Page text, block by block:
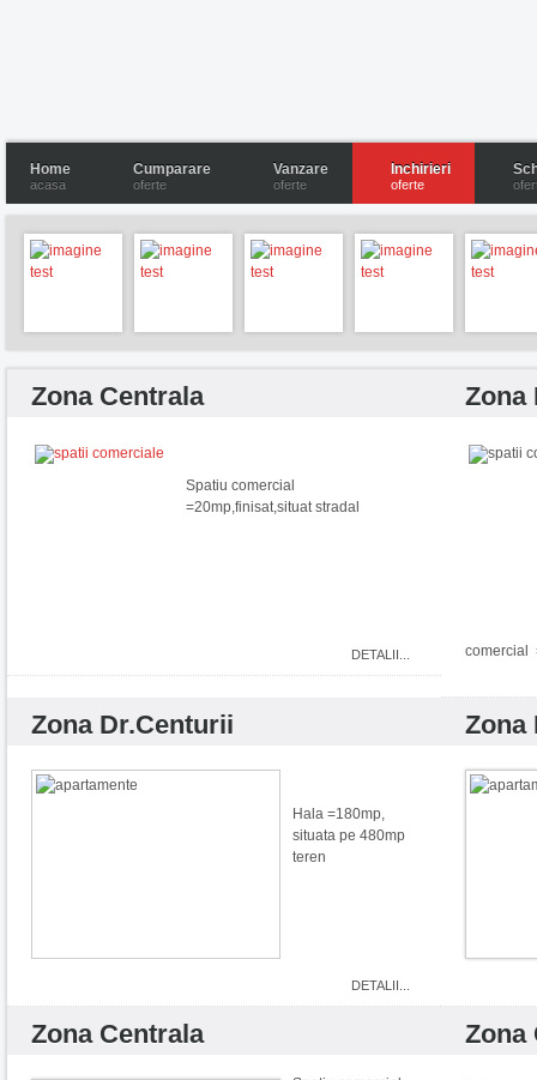
Home
acasa
Cumparare
oferte
Vanzare
oferte
Inchirieri
oferte
Zona Centrala
Spatiu comercial
=20mp,finisat,situat stradal
DETALII...
Zona
comercial
Zona Dr.Centurii
Hala =180mp,
situata pe 480mp
teren
DETALII...
Zona
Zona Centrala Zona